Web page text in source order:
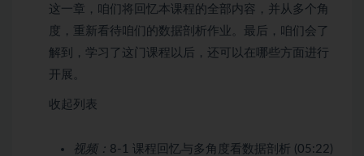
这一章，咱们将回忆本课程的全部内容，并从多个角
度，重新看待咱们的数据剖析作业。最后，咱们会了
解到，学习了这门课程以后，还可以在哪些方面进行
开展。
收起列表
视频： 8-1 课程回忆与多角度看数据剖析 (05:22)